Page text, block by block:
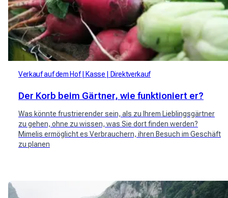
Verkauf auf dem Hof Kasse Direktverkauf
Der Korb beim Gärtner, wie funktioniert er?
Was könnte frustrierender sein, als zu Ihrem Lieblingsgärtner
zu gehen, ohne zu wissen, was Sie dort finden werden?
Mimelis ermöglicht es Verbrauchern, ihren Besuch im Geschäft
zu planen